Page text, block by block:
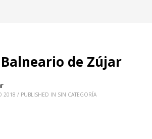
de Zújar
2018 / PUBLISHED IN SIN CATEGORÍA